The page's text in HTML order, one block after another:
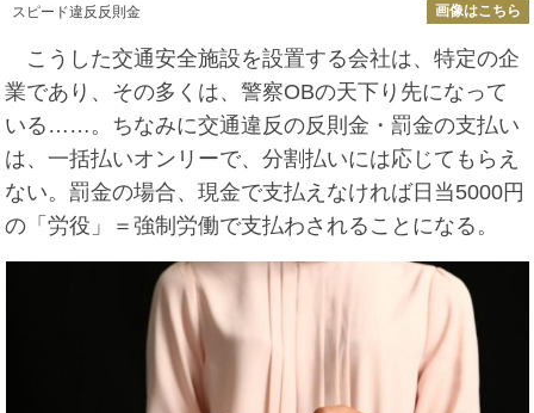
スピード違反反則金 画像はこちら
こうした交通安全施設を設置する会社は、特定の企
業であり、その多くは、警察OBの天下り先になって
いる……。ちなみに交通違反の反則金・罰金の支払い
は、一括払いオンリーで、分割払いには応じてもらえ
ない。罰金の場合、現金で支払えなければ日当5000円
の「労役」＝強制労働で支払わされることになる。